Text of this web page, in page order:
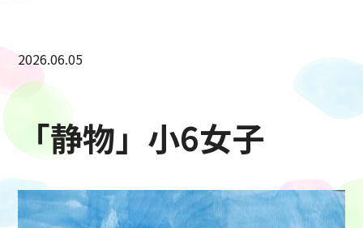
2026.06.05
「静物」小6女子